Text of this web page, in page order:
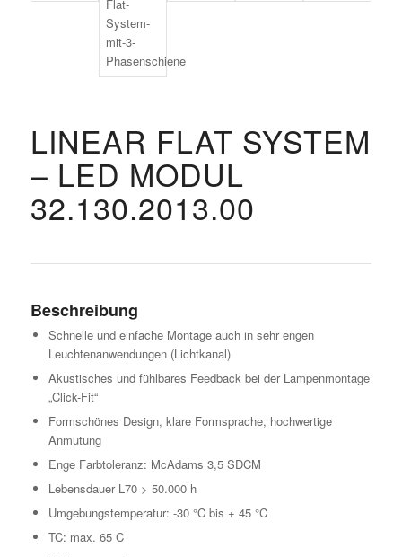
LINEAR FLAT SYSTEM
– LED MODUL
32.130.2013.00
Beschreibung
Schnelle und einfache Montage auch in sehr engen
Leuchtenanwendungen (Lichtkanal)
Akustisches und fühlbares Feedback bei der Lampenmontage
„Click-Fit“
Formschönes Design, klare Formsprache, hochwertige
Anmutung
Enge Farbtoleranz: McAdams 3,5 SDCM
Lebensdauer L70 > 50.000 h
Umgebungstemperatur: -30 °C bis + 45 °C
TC: max. 65 C